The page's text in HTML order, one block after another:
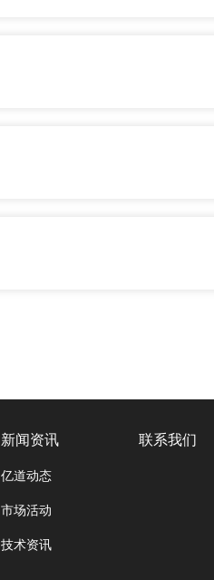
新闻资讯
亿道动态
市场活动
技术资讯
联系我们